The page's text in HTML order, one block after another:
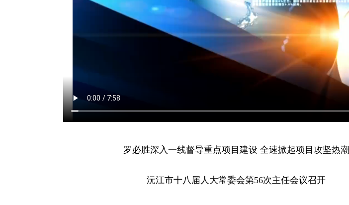
罗必胜深入一线督导重点项目建设 全速掀起项目攻坚热潮
沅江市十八届人大常委会第56次主任会议召开